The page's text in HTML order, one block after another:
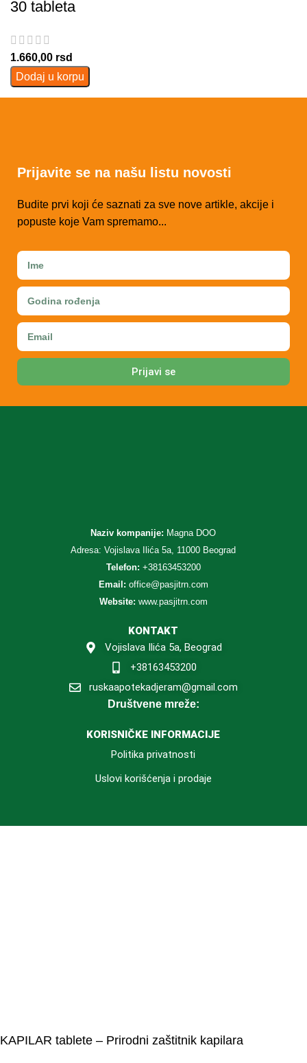
30 tableta
1.660,00 rsd
Dodaj u korpu
Prijavite se na našu listu novosti
Budite prvi koji će saznati za sve nove artikle, akcije i
popuste koje Vam spremamo...
Prijavi se
Naziv kompanije: Magna DOO
Adresa: Vojislava Ilića 5a, 11000 Beograd
Telefon: +38163453200
Email: office@pasjitrn.com
Website: www.pasjitrn.com
KONTAKT
Vojislava Ilića 5a, Beograd
+38163453200
ruskaapotekadjeram@gmail.com
Društvene mreže:
KORISNIČKE INFORMACIJE
Politika privatnosti
Uslovi korišćenja i prodaje
KAPILAR tablete – Prirodni zaštitnik kapilara